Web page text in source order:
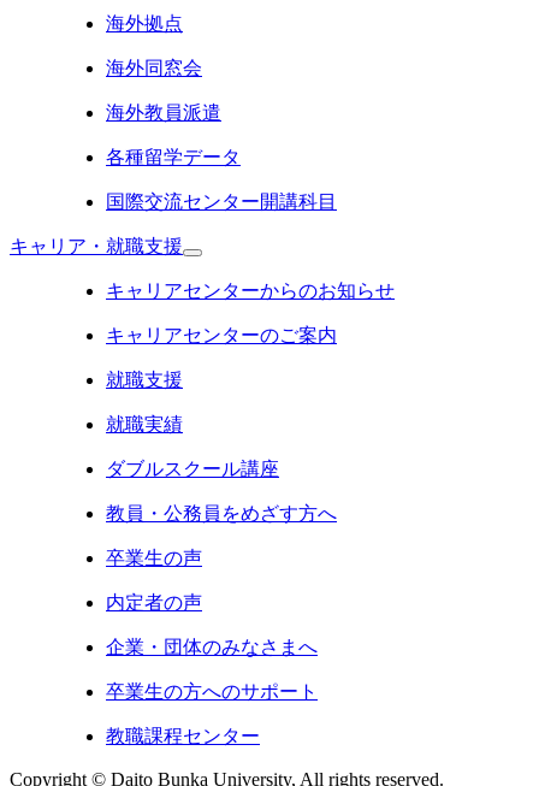
海外拠点
海外同窓会
海外教員派遣
各種留学データ
国際交流センター開講科目
キャリア・就職支援
キャリアセンターからのお知らせ
キャリアセンターのご案内
就職支援
就職実績
ダブルスクール講座
教員・公務員をめざす方へ
卒業生の声
内定者の声
企業・団体のみなさまへ
卒業生の方へのサポート
教職課程センター
Copyright © Daito Bunka University, All rights reserved.